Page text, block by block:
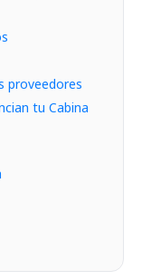
proveedores
tu Cabina